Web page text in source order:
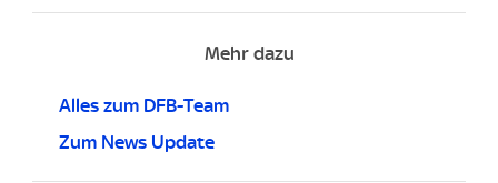
Mehr dazu
Alles zum DFB-Team
Zum News Update